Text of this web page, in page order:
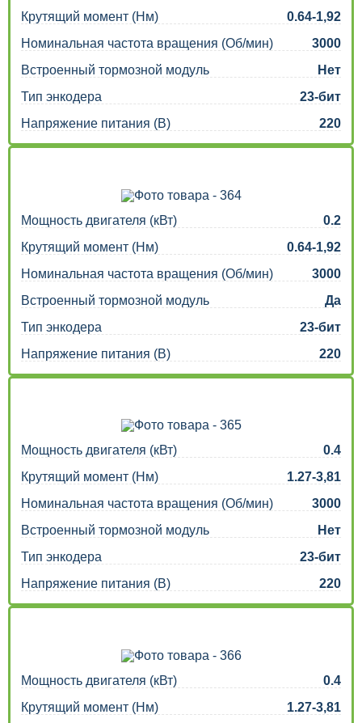
Крутящий момент (Нм)
0.64-1,92
Номинальная частота вращения (Об/мин)
3000
Встроенный тормозной модуль
Нет
Тип энкодера
23-бит
Напряжение питания (В)
220
Мощность двигателя (кВт)
0.2
Крутящий момент (Нм)
0.64-1,92
Номинальная частота вращения (Об/мин)
3000
Встроенный тормозной модуль
Да
Тип энкодера
23-бит
Напряжение питания (В)
220
Мощность двигателя (кВт)
0.4
Крутящий момент (Нм)
1.27-3,81
Номинальная частота вращения (Об/мин)
3000
Встроенный тормозной модуль
Нет
Тип энкодера
23-бит
Напряжение питания (В)
220
Мощность двигателя (кВт)
0.4
Крутящий момент (Нм)
1.27-3,81